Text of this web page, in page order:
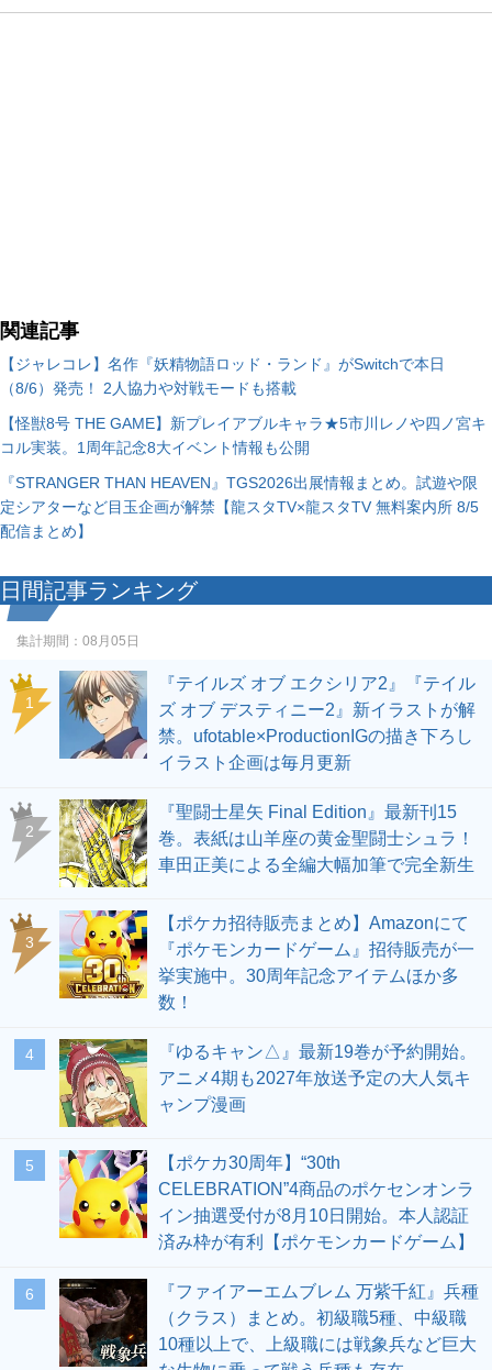
関連記事
【ジャレコレ】名作『妖精物語ロッド・ランド』がSwitchで本日
（8/6）発売！ 2人協力や対戦モードも搭載
【怪獣8号 THE GAME】新プレイアブルキャラ★5市川レノや四ノ宮キ
コル実装。1周年記念8大イベント情報も公開
『STRANGER THAN HEAVEN』TGS2026出展情報まとめ。試遊や限
定シアターなど目玉企画が解禁【龍スタTV×龍スタTV 無料案内所 8/5
配信まとめ】
日間記事ランキング
集計期間： 08月05日
1
『テイルズ オブ エクシリア2』『テイル
ズ オブ デスティニー2』新イラストが解
禁。ufotable×ProductionIGの描き下ろし
イラスト企画は毎月更新
2
『聖闘士星矢 Final Edition』最新刊15
巻。表紙は山羊座の黄金聖闘士シュラ！
車田正美による全編大幅加筆で完全新生
3
【ポケカ招待販売まとめ】Amazonにて
『ポケモンカードゲーム』招待販売が一
挙実施中。30周年記念アイテムほか多
数！
4
『ゆるキャン△』最新19巻が予約開始。
アニメ4期も2027年放送予定の大人気キ
ャンプ漫画
5
【ポケカ30周年】“30th
CELEBRATION”4商品のポケセンオンラ
イン抽選受付が8月10日開始。本人認証
済み枠が有利【ポケモンカードゲーム】
6
『ファイアーエムブレム 万紫千紅』兵種
（クラス）まとめ。初級職5種、中級職
10種以上で、上級職には戦象兵など巨大